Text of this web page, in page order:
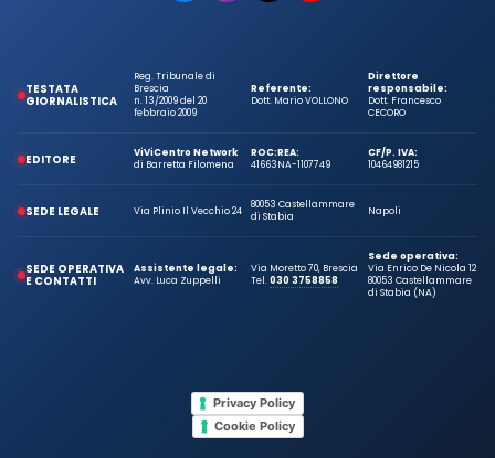
TESTATA
GIORNALISTICA
Reg. Tribunale di
Brescia
n. 13/2009 del 20
febbraio 2009
Referente:
Dott. Mario VOLLONO
Direttore
responsabile:
Dott. Francesco
CECORO
EDITORE
ViViCentro Network
di Barretta Filomena
ROC:
41663
REA:
NA-1107749
CF/P. IVA:
10464981215
SEDE LEGALE Via Plinio Il Vecchio 24
80053 Castellammare
di Stabia
Napoli
SEDE OPERATIVA
E CONTATTI
Assistente legale:
Avv. Luca Zuppelli
Via Moretto 70, Brescia
Tel.030 3758858
Sede operativa:
Via Enrico De Nicola 12
80053 Castellammare
di Stabia (NA)
Privacy Policy
Cookie Policy